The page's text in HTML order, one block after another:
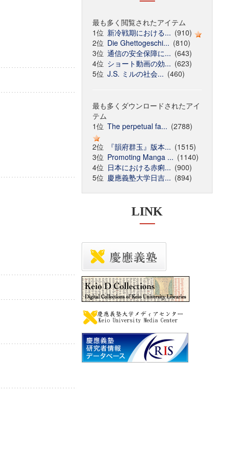
最も多く閲覧されたアイテム
1位 新冷戦期における... (910)
2位 Die Ghettogeschi... (810)
3位 通信の安全保障に... (643)
4位 ショート動画の効... (623)
5位 J.S. ミルの社会... (460)
最も多くダウンロードされたアイ
テム
1位 The perpetual fa... (2788)
2位
『韻府群玉』版本... (1515)
3位 Promoting Manga ... (1140)
4位 日本における赤痢... (900)
5位 慶應義塾大学日吉... (894)
LINK